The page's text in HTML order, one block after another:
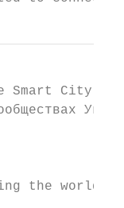
Smart City и
the world